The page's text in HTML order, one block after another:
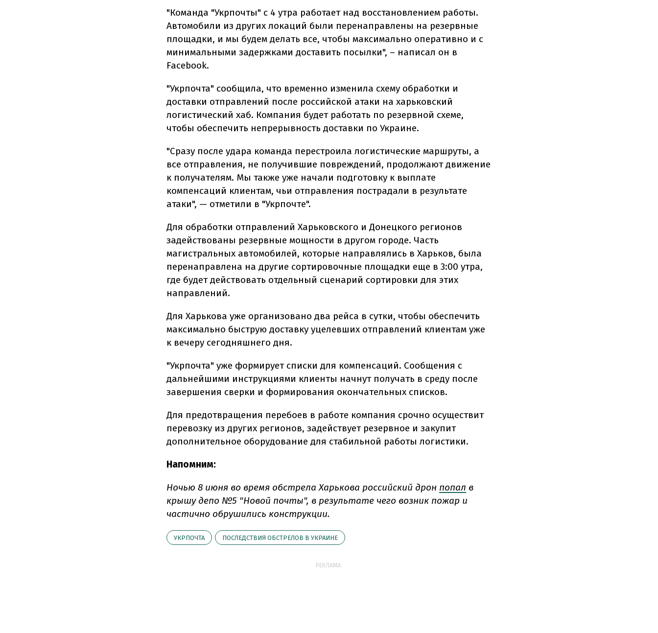
"Команда "Укрпочты" с 4 утра работает над восстановлением работы.
Автомобили из других локаций были перенаправлены на резервные
площадки, и мы будем делать все, чтобы максимально оперативно и с
минимальными задержками доставить посылки", – написал он в
Facebook.
"Укрпочта" сообщила, что временно изменила схему обработки и
доставки отправлений после российской атаки на харьковский
логистический хаб. Компания будет работать по резервной схеме,
чтобы обеспечить непрерывность доставки по Украине.
"Сразу после удара команда перестроила логистические маршруты, а
все отправления, не получившие повреждений, продолжают движение
к получателям. Мы также уже начали подготовку к выплате
компенсаций клиентам, чьи отправления пострадали в результате
атаки", — отметили в "Укрпочте".
Для обработки отправлений Харьковского и Донецкого регионов
задействованы резервные мощности в другом городе. Часть
магистральных автомобилей, которые направлялись в Харьков, была
перенаправлена на другие сортировочные площадки еще в 3:00 утра,
где будет действовать отдельный сценарий сортировки для этих
направлений.
Для Харькова уже организовано два рейса в сутки, чтобы обеспечить
максимально быструю доставку уцелевших отправлений клиентам уже
к вечеру сегодняшнего дня.
"Укрпочта" уже формирует списки для компенсаций. Сообщения с
дальнейшими инструкциями клиенты начнут получать в среду после
завершения сверки и формирования окончательных списков.
Для предотвращения перебоев в работе компания срочно осуществит
перевозку из других регионов, задействует резервное и закупит
дополнительное оборудование для стабильной работы логистики.
Напомним:
Ночью 8 июня во время обстрела Харькова российский дрон попал в
крышу депо №5 "Новой почты", в результате чего возник пожар и
частично обрушились конструкции.
УКРПОЧТА ПОСЛЕДСТВИЯ ОБСТРЕЛОВ В УКРАИНЕ
РЕКЛАМА: